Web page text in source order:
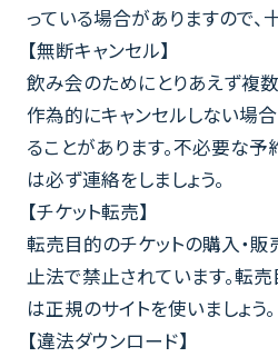
っている場合がありますので、
【無断キャンセル】
飲み会のためにとりあえず複
作為的にキャンセルしない場
ることがあります。不必要な予
は必ず連絡をしましょう。
【チケット転売】
転売目的のチケットの購入・
止法で禁止されています。転
は正規のサイトを使いましょう。
【違法ダウンロード】